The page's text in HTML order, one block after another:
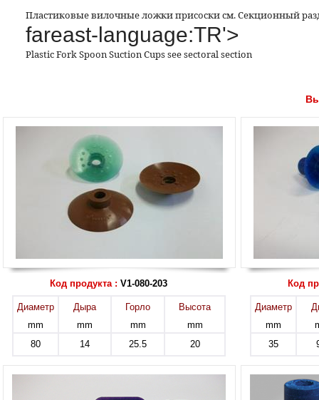
Пластиковые вилочные ложки присоски см. Секционный
fareast-language:TR'>
Plastic Fork Spoon Suction Cups see sectoral section
Код продукта : V1-080-203
Диаметр
mm
Дыра
mm
Горло
mm
Высота
mm
80
14 25.5 20
Код
Диаметр
mm
35